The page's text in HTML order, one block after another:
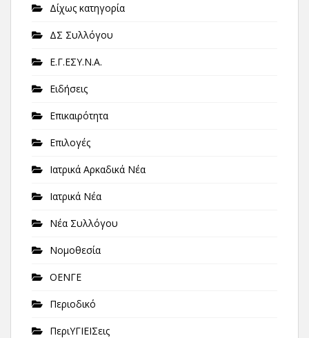
Δίχως κατηγορία
ΔΣ Συλλόγου
Ε.Γ.ΕΣΥ.Ν.Α.
Ειδήσεις
Επικαιρότητα
Επιλογές
Ιατρικά Αρκαδικά Νέα
Ιατρικά Νέα
Νέα Συλλόγου
Νομοθεσία
ΟΕΝΓΕ
Περιοδικό
ΠεριΥΓΙΕΙΣεις